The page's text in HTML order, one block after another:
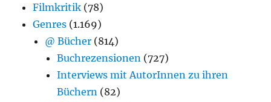
Filmkritik (78)
Genres (1.169)
@ Bücher (814)
Buchrezensionen (727)
Interviews mit AutorInnen zu ihren
Büchern (82)